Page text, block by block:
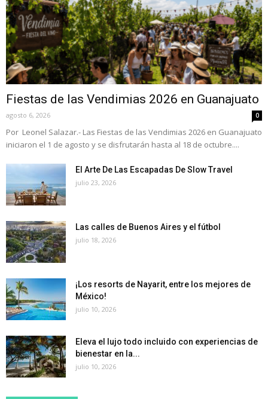
Fiestas de las Vendimias 2026 en Guanajuato
agosto 6, 2026 0
Por Leonel Salazar.- Las Fiestas de las Vendimias 2026 en Guanajuato
iniciaron el 1 de agosto y se disfrutarán hasta al 18 de octubre....
El Arte De Las Escapadas De Slow Travel
julio 23, 2026
Las calles de Buenos Aires y el fútbol
julio 18, 2026
¡Los resorts de Nayarit, entre los mejores de
México!
julio 10, 2026
Eleva el lujo todo incluido con experiencias de
bienestar en la...
julio 10, 2026